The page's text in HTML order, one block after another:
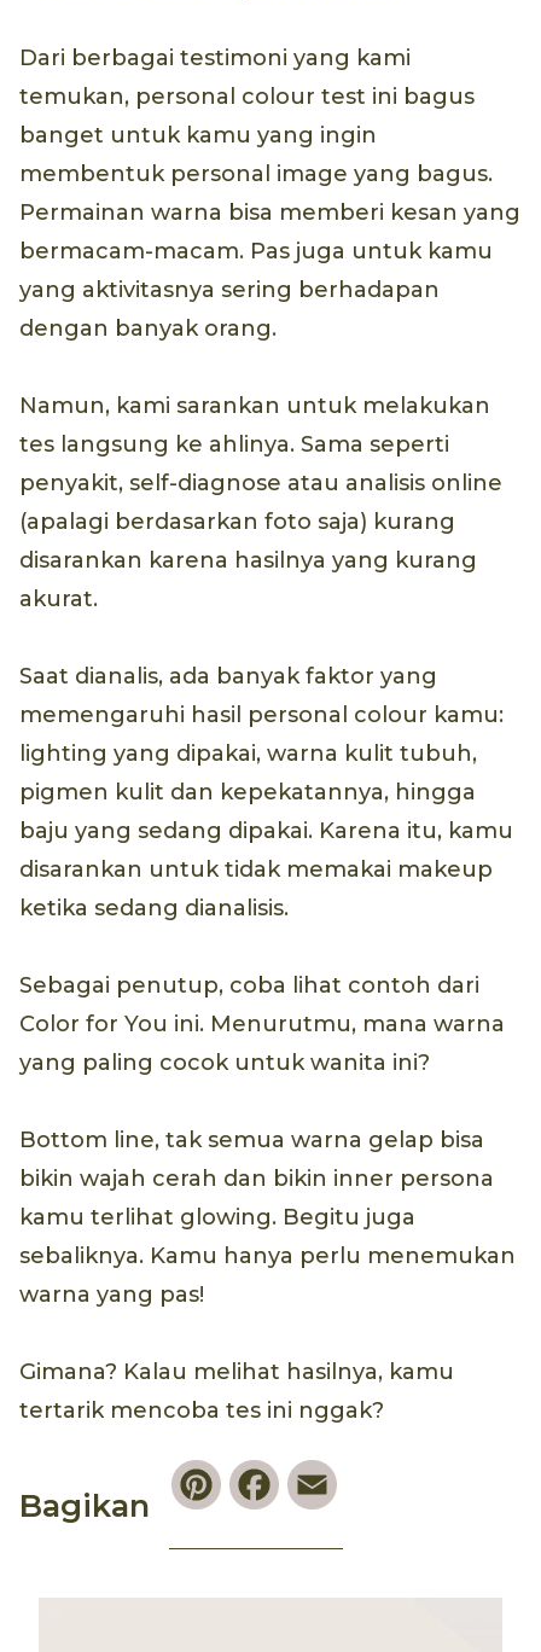
Dari berbagai testimoni yang kami
temukan, personal colour test ini bagus
banget untuk kamu yang ingin
membentuk personal image yang bagus.
Permainan warna bisa memberi kesan yang
bermacam-macam. Pas juga untuk kamu
yang aktivitasnya sering berhadapan
dengan banyak orang.
Namun, kami sarankan untuk melakukan
tes langsung ke ahlinya. Sama seperti
penyakit, self-diagnose atau analisis online
(apalagi berdasarkan foto saja) kurang
disarankan karena hasilnya yang kurang
akurat.
Saat dianalis, ada banyak faktor yang
memengaruhi hasil personal colour kamu:
lighting yang dipakai, warna kulit tubuh,
pigmen kulit dan kepekatannya, hingga
baju yang sedang dipakai. Karena itu, kamu
disarankan untuk tidak memakai makeup
ketika sedang dianalisis.
Sebagai penutup, coba lihat contoh dari
Color for You ini. Menurutmu, mana warna
yang paling cocok untuk wanita ini?
Bottom line, tak semua warna gelap bisa
bikin wajah cerah dan bikin inner persona
kamu terlihat glowing. Begitu juga
sebaliknya. Kamu hanya perlu menemukan
warna yang pas!
Gimana? Kalau melihat hasilnya, kamu
tertarik mencoba tes ini nggak?
Bagikan
PinterestFacebook